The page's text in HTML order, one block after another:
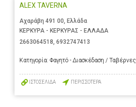
ALEX TAVERNA
Αχαράβη 491 00, Ελλάδα
ΚΕΡΚΥΡΑ - ΚΕΡΚΥΡΑΣ - ΕΛΛΑΔΑ
2663064518 6932747413
Κατηγορία: Φαγητό - Διασκέδαση / Ταβέρνες
ΙΣΤΟΣΕΛΙΔΑ ΠΕΡΙΣΣΟΤΕΡΑ